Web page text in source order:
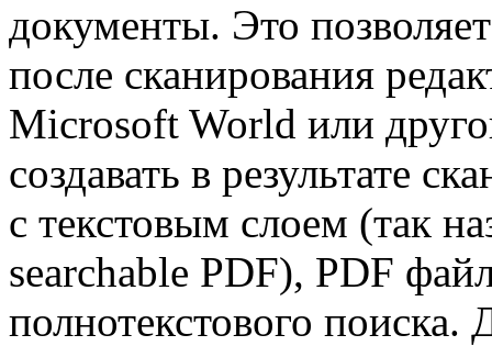
документы. Это
после сканирования
Microsoft World или
создавать в результате
с текстовым слоем (так
searchable PDF), PDF
полнотекстового